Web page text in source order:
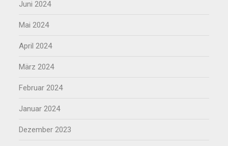
Juni 2024
Mai 2024
April 2024
März 2024
Februar 2024
Januar 2024
Dezember 2023